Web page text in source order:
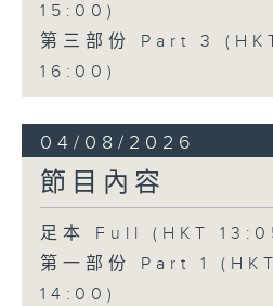
15:00)
第三部份 Part 3
16:00)
04/08/2026
節目內容
足本 Full (HKT
第一部份 Part 1
14:00)